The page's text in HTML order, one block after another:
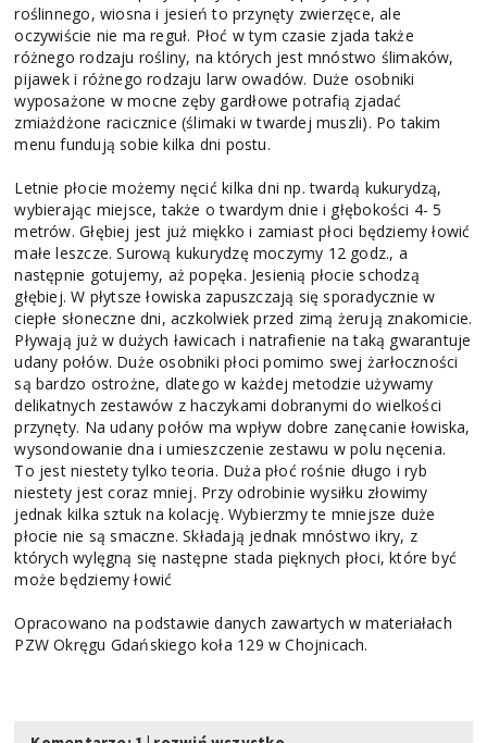
roślinnego, wiosna i jesień to przynęty zwierzęce, ale
oczywiście nie ma reguł. Płoć w tym czasie zjada także
różnego rodzaju rośliny, na których jest mnóstwo ślimaków,
pijawek i różnego rodzaju larw owadów. Duże osobniki
wyposażone w mocne zęby gardłowe potrafią zjadać
zmiażdżone racicznice (ślimaki w twardej muszli). Po takim
menu fundują sobie kilka dni postu.
Letnie płocie możemy nęcić kilka dni np. twardą kukurydzą,
wybierając miejsce, także o twardym dnie i głębokości 4- 5
metrów. Głębiej jest już miękko i zamiast płoci będziemy łowić
małe leszcze. Surową kukurydzę moczymy 12 godz., a
następnie gotujemy, aż popęka. Jesienią płocie schodzą
głębiej. W płytsze łowiska zapuszczają się sporadycznie w
ciepłe słoneczne dni, aczkolwiek przed zimą żerują znakomicie.
Pływają już w dużych ławicach i natrafienie na taką gwarantuje
udany połów. Duże osobniki płoci pomimo swej żarłoczności
są bardzo ostrożne, dlatego w każdej metodzie używamy
delikatnych zestawów z haczykami dobranymi do wielkości
przynęty. Na udany połów ma wpływ dobre zanęcanie łowiska,
wysondowanie dna i umieszczenie zestawu w polu nęcenia.
To jest niestety tylko teoria. Duża płoć rośnie długo i ryb
niestety jest coraz mniej. Przy odrobinie wysiłku złowimy
jednak kilka sztuk na kolację. Wybierzmy te mniejsze duże
płocie nie są smaczne. Składają jednak mnóstwo ikry, z
których wylęgną się następne stada pięknych płoci, które być
może będziemy łowić
Opracowano na podstawie danych zawartych w materiałach
PZW Okręgu Gdańskiego koła 129 w Chojnicach.